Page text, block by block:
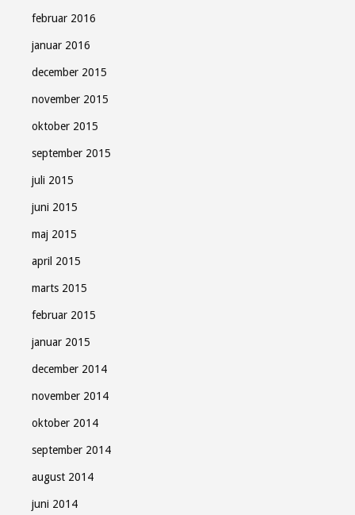
februar 2016
januar 2016
december 2015
november 2015
oktober 2015
september 2015
juli 2015
juni 2015
maj 2015
april 2015
marts 2015
februar 2015
januar 2015
december 2014
november 2014
oktober 2014
september 2014
august 2014
juni 2014